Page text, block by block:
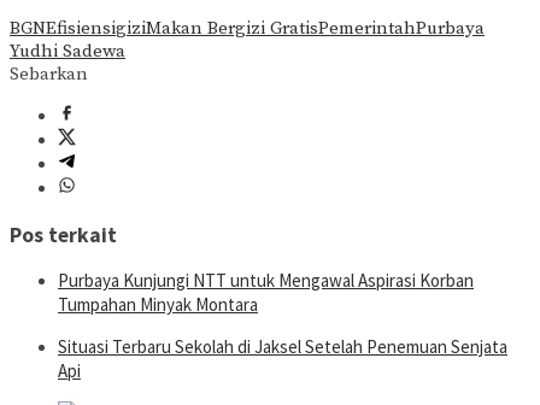
BGNEfisiensigiziMakan Bergizi GratisPemerintahPurbaya
Yudhi Sadewa
Sebarkan
Pos terkait
Purbaya Kunjungi NTT untuk Mengawal Aspirasi Korban
Tumpahan Minyak Montara
Situasi Terbaru Sekolah di Jaksel Setelah Penemuan Senjata
Api